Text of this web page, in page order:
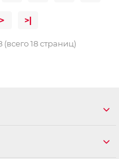
> >|
18 страниц)